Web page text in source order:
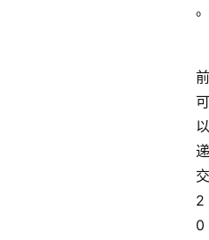
。
前
可
以
递
交
2
0